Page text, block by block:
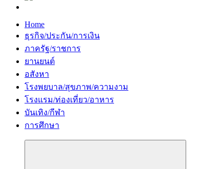
Home
ธุรกิจ/ประกัน/การเงิน
ภาครัฐ/ราชการ
ยานยนต์
อสังหา
โรงพยบาล/สุขภาพ/ความงาม
โรงแรม/ท่องเที่ยว/อาหาร
บันเทิง/กีฬา
การศึกษา